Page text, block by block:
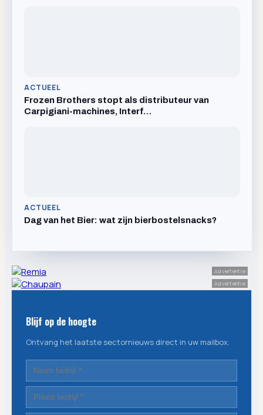
ACTUEEL
Frozen Brothers stopt als distributeur van
Carpigiani-machines, Interf…
ACTUEEL
Dag van het Bier: wat zijn bierbostelsnacks?
Advertentie
Advertentie
Blijf op de hoogte
Ontvang het laatste sectornieuws direct in uw mailbox.